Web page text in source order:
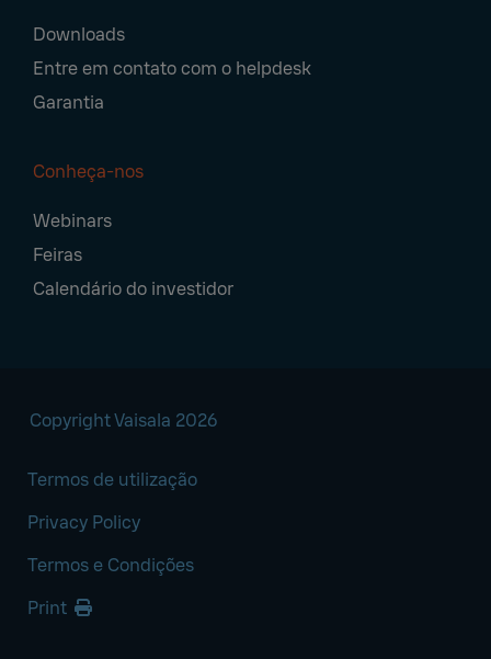
Downloads
Entre em contato com o helpdesk
Garantia
Conheça-nos
Webinars
Feiras
Calendário do investidor
Copyright Vaisala 2026
Termos de utilização
Privacy Policy
Termos e Condições
Print